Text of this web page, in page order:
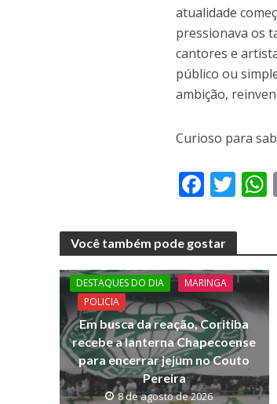
atualidade
pressionava os
cantores e
público ou
ambição,
Curioso para
F
e
b
o
o
k
T
itt
er
A
p
Você também pode gostar
DESTAQUES DO DIA
MARINGA
POLICIA
Em busca da reação, Coritiba
recebe a lanterna Chapecoense
para encerrar jejum no Couto
Pereira
8 de agosto de 2026